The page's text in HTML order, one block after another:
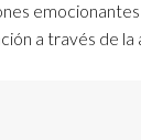
a través de